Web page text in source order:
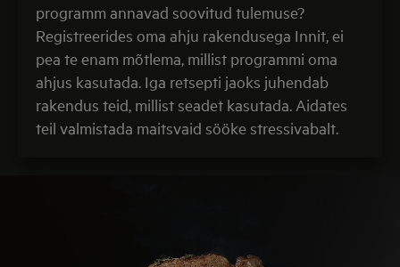
programm annavad soovitud tulemuse?
Registreerides oma ahju rakendusega Innit, ei
pea te enam mõtlema, millist programmi oma
ahjus kasutada. Iga retsepti jaoks juhendab
rakendus teid, millist seadet kasutada. Aidates
teil valmistada maitsvaid sööke stressivabalt.